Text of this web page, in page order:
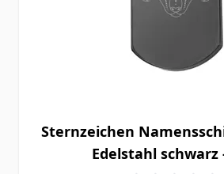
Sternzeichen
Edelstahl schwarz